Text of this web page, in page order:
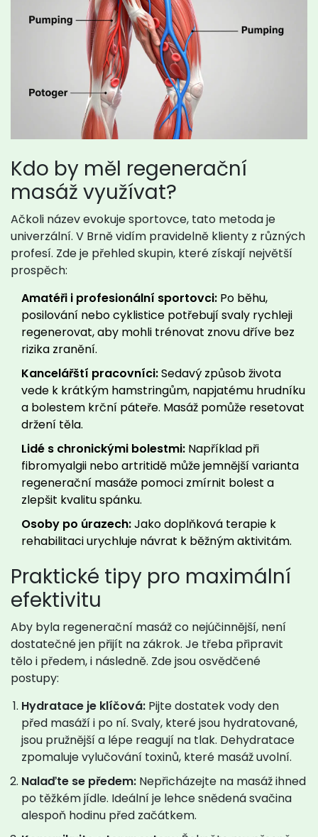
Kdo by měl regenerační
masáž využívat?
Ačkoli název evokuje sportovce, tato metoda je
univerzální. V Brně vidím pravidelně klienty z různých
profesí. Zde je přehled skupin, které získají největší
prospěch:
Amatéři i profesionální sportovci: Po běhu,
posilování nebo cyklistice potřebují svaly rychleji
regenerovat, aby mohli trénovat znovu dříve bez
rizika zranění.
Kancelářští pracovníci:Sedavý způsob života
vede k krátkým hamstringům, napjatému hrudníku
a bolestem krční páteře. Masáž pomůže resetovat
držení těla.
Lidé s chronickými bolestmi: Například při
fibromyalgii nebo artritidě může jemnější varianta
regenerační masáže pomoci zmírnit bolest a
zlepšit kvalitu spánku.
Osoby po úrazech:Jako doplňková terapie k
rehabilitaci urychluje návrat k běžným aktivitám.
Praktické tipy pro maximální
efektivitu
Aby byla regenerační masáž co nejúčinnější, není
dostatečné jen přijít na zákrok. Je třeba připravit
tělo i předem, i následně. Zde jsou osvědčené
postupy:
Hydratace je klíčová: Pijte dostatek vody den
před masáží i po ní. Svaly, které jsou hydratované,
jsou pružnější a lépe reagují na tlak. Dehydratace
zpomaluje vylučování toxinů, které masáž uvolní.
Nalaďte se předem: Nepřicházejte na masáž ihned
po těžkém jídle. Ideální je lehce snědená svačina
alespoň hodinu před začátkem.